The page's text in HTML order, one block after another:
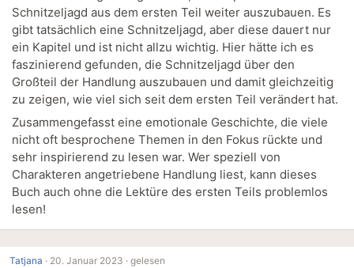
Schnitzeljagd aus dem ersten Teil weiter auszubauen. Es
gibt tatsächlich eine Schnitzeljagd, aber diese dauert nur
ein Kapitel und ist nicht allzu wichtig. Hier hätte ich es
faszinierend gefunden, die Schnitzeljagd über den
Großteil der Handlung auszubauen und damit gleichzeitig
zu zeigen, wie viel sich seit dem ersten Teil verändert hat.
Zusammengefasst eine emotionale Geschichte, die viele
nicht oft besprochene Themen in den Fokus rückte und
sehr inspirierend zu lesen war. Wer speziell von
Charakteren angetriebene Handlung liest, kann dieses
Buch auch ohne die Lektüre des ersten Teils problemlos
lesen!
Tatjana · 20. Januar 2023 · gelesen